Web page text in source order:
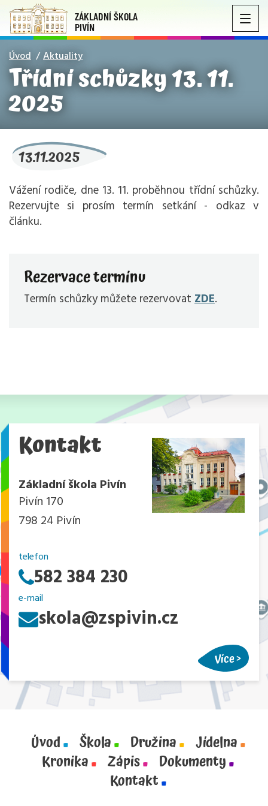
ZÁKLADNÍ ŠKOLA
PIVÍN
Úvod Aktuality
Třídní schůzky 13. 11.
2025
13.11.2025
Vážení rodiče, dne 13. 11. proběhnou třídní schůzky.
Rezervujte si prosím termín setkání - odkaz v
článku.
Rezervace termínu
Termín schůzky můžete rezervovat ZDE.
Kontakt
Základní škola Pivín
Pivín 170
798 24 Pivín
telefon
582 384 230
e-mail
skola@zspivin.cz
Více
Úvod Škola Družina
Jídelna
Kronika
Zápis
Dokumenty
Kontakt